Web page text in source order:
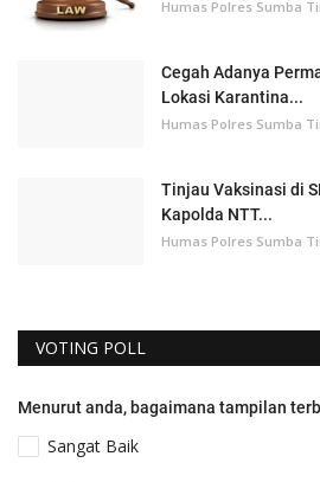
Humas Polres Sumba
Cegah Adanya
Lokasi Karantina...
Humas Polres Sumba
Tinjau Vaksinasi di
Kapolda NTT...
Humas Polres Sumba
VOTING POLL
Menurut anda, bagaimana tampilan
Sangat Baik